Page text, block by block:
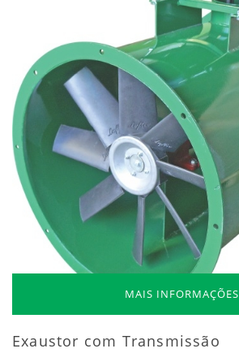
MAIS INFORMAÇÕES
Exaustor com Transmissão